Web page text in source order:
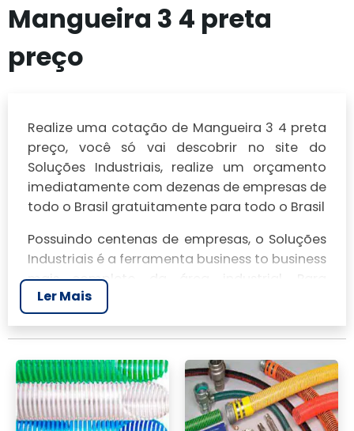
Mangueira 3 4 preta
preço
Realize uma cotação de Mangueira 3 4 preta
preço, você só vai descobrir no site do
Soluções Industriais, realize um orçamento
imediatamente com dezenas de empresas de
todo o Brasil gratuitamente para todo o Brasil
Possuindo centenas de empresas, o Soluções
Industriais é a ferramenta business to business
mais completo da área industrial. Para
realizar um orçamento de Mangueira 3 4
preta preço, clique em um ou mais dos
anuciantes a seguir:
Ler Mais